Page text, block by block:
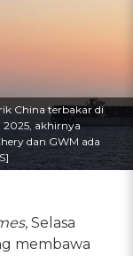
China terbakar di
2025, akhirnya
dan GWM ada
, Selasa
membawa